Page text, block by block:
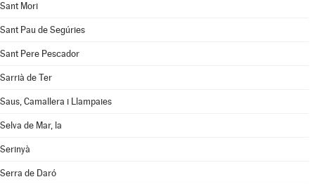
Sant Mori
Sant Pau de Segúries
Sant Pere Pescador
Sarrià de Ter
Saus, Camallera i Llampaies
Selva de Mar, la
Serinyà
Serra de Daró